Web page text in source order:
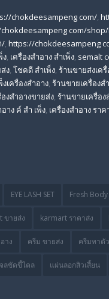
chokdeesampeng com/,
com/
/, https://chokdeesampeng
ง, เครื่องสำอาง สำเพ็ง, semalt
ง, โชคดี สําเพ็ง, ร้านขายส่งเค
งเครื่องสําอาง, ร้านขายเครื่องส
องสําอางขายส่ง, ร้านขายเครื่อง
าง ค์ สำ เพ็ง, เครื่องสำอาง รา
EYE LASH SET Fresh
ขายส่ง karmart ราคาส่ง
าง ครีม ขายส่ง ครีมทาตั
จลขัดขี้ไคล แผ่นลอกสิวเสี้ยน